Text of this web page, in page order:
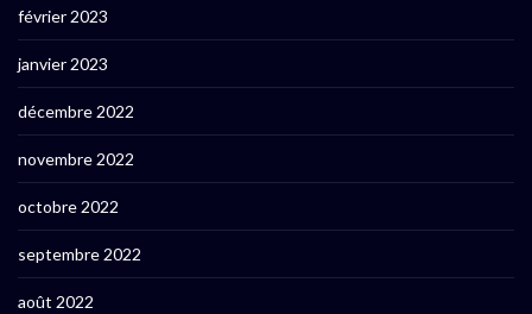
février 2023
janvier 2023
décembre 2022
novembre 2022
octobre 2022
septembre 2022
août 2022